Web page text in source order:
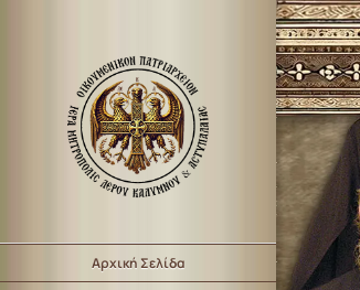
Αρχική Σελίδα